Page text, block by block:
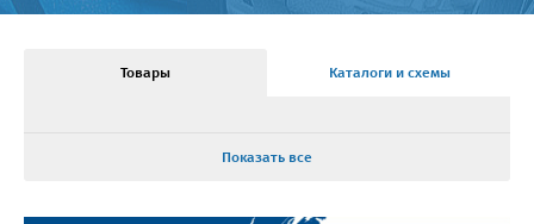
Товары Каталоги и схемы
Показать все